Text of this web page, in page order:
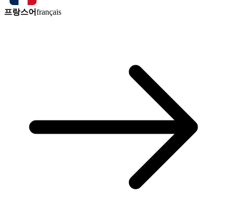
프랑스어français